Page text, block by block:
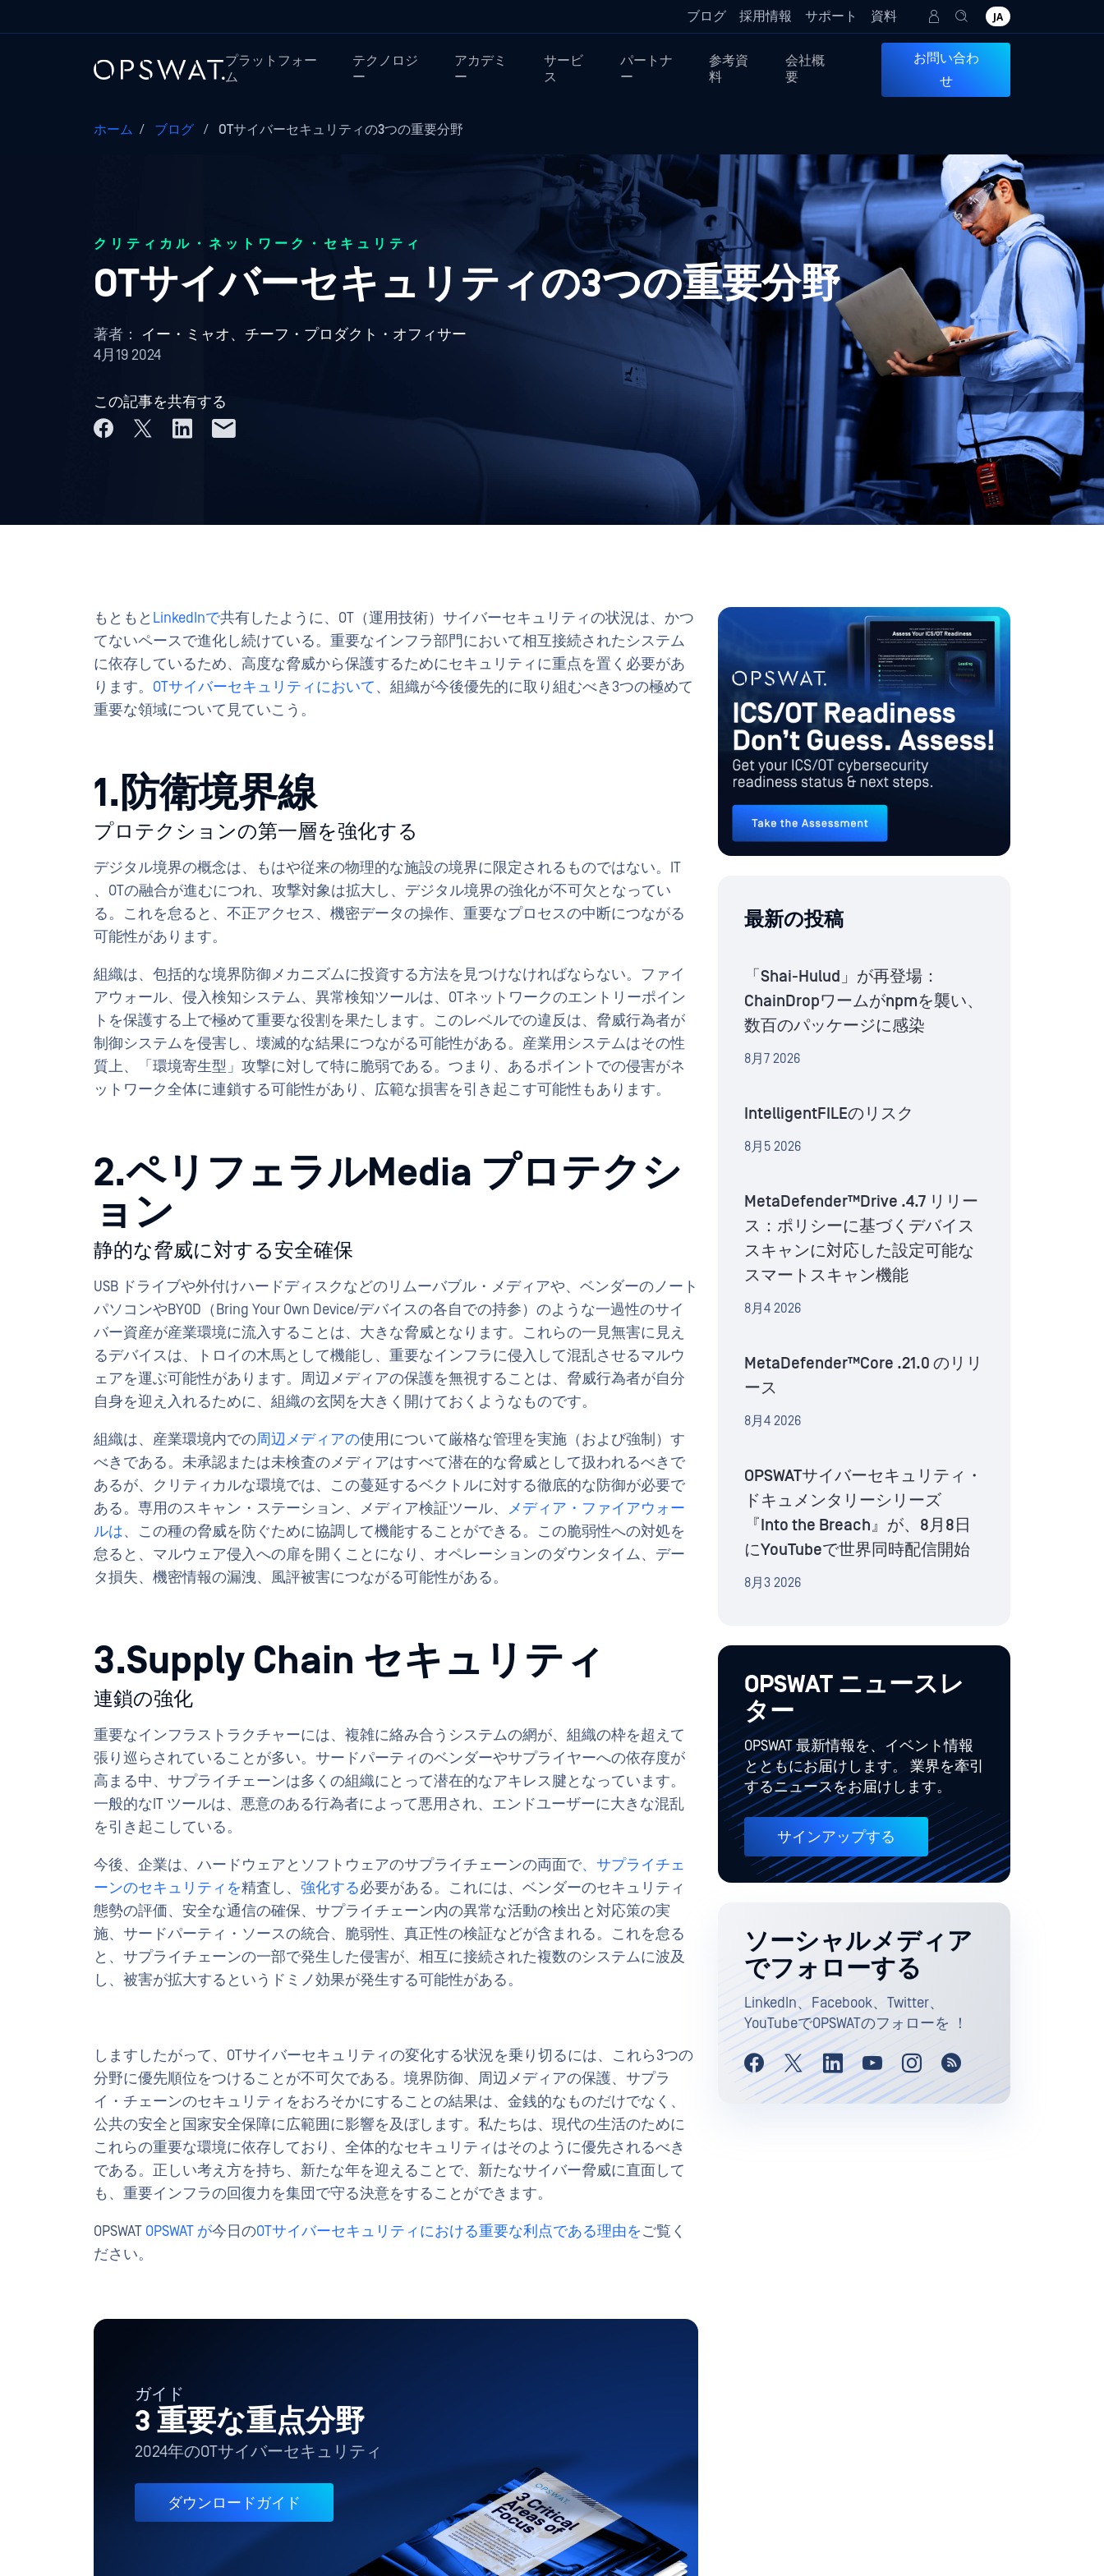
ブログ 採用情報 サポート 資料 JA
プラットフォー
ム
テクノロジ
ー
アカデミ
ー
サービ
ス
パートナ
ー
参考資
料
会社概
要
お問い合わ
せ
ホーム / ブログ / OTサイバーセキュリティの3つの重要分野
クリティカル・ネットワーク・セキュリティ
OTサイバーセキュリティの3つの重要分野
著者： イー・ミャオ、チーフ・プロダクト・オフィサー
4月19 2024
この記事を共有する
もともと LinkedInで共有したように、OT（運用技術）サイバーセキュリティの状況は、かつ
てないペースで進化し続けている。重要なインフラ部門において相互接続されたシステム
に依存しているため、高度な脅威から保護するためにセキュリティに重点を置く必要があ
ります。 OTサイバーセキュリティにおいて、組織が今後優先的に取り組むべき3つの極めて
重要な領域について見ていこう。
1.防衛境界線
プロテクションの第一層を強化する
デジタル境界の概念は、もはや従来の物理的な施設の境界に限定されるものではない。IT
、OTの融合が進むにつれ、攻撃対象は拡大し、デジタル境界の強化が不可欠となってい
る。これを怠ると、不正アクセス、機密データの操作、重要なプロセスの中断につながる
可能性があります。
組織は、包括的な境界防御メカニズムに投資する方法を見つけなければならない。ファイ
アウォール、侵入検知システム、異常検知ツールは、OTネットワークのエントリーポイン
トを保護する上で極めて重要な役割を果たします。このレベルでの違反は、脅威行為者が
制御システムを侵害し、壊滅的な結果につながる可能性がある。産業用システムはその性
質上、「環境寄生型」攻撃に対して特に脆弱である。つまり、あるポイントでの侵害がネ
ットワーク全体に連鎖する可能性があり、広範な損害を引き起こす可能性もあります。
2.ペリフェラルMedia プロテクシ
ョン
静的な脅威に対する安全確保
USB ドライブや外付けハードディスクなどのリムーバブル・メディアや、ベンダーのノート
パソコンやBYOD（Bring Your Own Device/デバイスの各自での持参）のような一過性のサイ
バー資産が産業環境に流入することは、大きな脅威となります。これらの一見無害に見え
るデバイスは、トロイの木馬として機能し、重要なインフラに侵入して混乱させるマルウ
ェアを運ぶ可能性があります。周辺メディアの保護を無視することは、脅威行為者が自分
自身を迎え入れるために、組織の玄関を大きく開けておくようなものです。
組織は、産業環境内での周辺メディアの使用について厳格な管理を実施（および強制）す
べきである。未承認または未検査のメディアはすべて潜在的な脅威として扱われるべきで
あるが、クリティカルな環境では、この蔓延するベクトルに対する徹底的な防御が必要で
ある。専用のスキャン・ステーション、メディア検証ツール、 メディア・ファイアウォー
ルは、この種の脅威を防ぐために協調して機能することができる。この脆弱性への対処を
怠ると、マルウェア侵入への扉を開くことになり、オペレーションのダウンタイム、デー
タ損失、機密情報の漏洩、風評被害につながる可能性がある。
3.Supply Chain セキュリティ
連鎖の強化
重要なインフラストラクチャーには、複雑に絡み合うシステムの網が、組織の枠を超えて
張り巡らされていることが多い。サードパーティのベンダーやサプライヤーへの依存度が
高まる中、サプライチェーンは多くの組織にとって潜在的なアキレス腱となっています。
一般的なIT ツールは、悪意のある行為者によって悪用され、エンドユーザーに大きな混乱
を引き起こしている。
今後、企業は、ハードウェアとソフトウェアのサプライチェーンの両面で、サプライチェ
ーンのセキュリティを精査し、 強化する必要がある。これには、ベンダーのセキュリティ
態勢の評価、安全な通信の確保、サプライチェーン内の異常な活動の検出と対応策の実
施、サードパーティ・ソースの統合、脆弱性、真正性の検証などが含まれる。これを怠る
と、サプライチェーンの一部で発生した侵害が、相互に接続された複数のシステムに波及
し、被害が拡大するというドミノ効果が発生する可能性がある。
しますしたがって、OTサイバーセキュリティの変化する状況を乗り切るには、これら3つの
分野に優先順位をつけることが不可欠である。境界防御、周辺メディアの保護、サプラ
イ・チェーンのセキュリティをおろそかにすることの結果は、金銭的なものだけでなく、
公共の安全と国家安全保障に広範囲に影響を及ぼします。私たちは、現代の生活のために
これらの重要な環境に依存しており、全体的なセキュリティはそのように優先されるべき
である。正しい考え方を持ち、新たな年を迎えることで、新たなサイバー脅威に直面して
も、重要インフラの回復力を集団で守る決意をすることができます。
OPSWAT OPSWAT が今日のOTサイバーセキュリティにおける重要な利点である理由をご覧く
ださい。
ガイド
3 重要な重点分野
2024年のOTサイバーセキュリティ
ダウンロードガイド
最新の投稿
「Shai-Hulud」が再登場：
ChainDropワームがnpmを襲い、
数百のパッケージに感染
8月7 2026
IntelligentFILEのリスク
8月5 2026
MetaDefender™Drive .4.7 リリー
ス：ポリシーに基づくデバイス
スキャンに対応した設定可能な
スマートスキャン機能
8月4 2026
MetaDefender™Core .21.0 のリリ
ース
8月4 2026
OPSWATサイバーセキュリティ・
ドキュメンタリーシリーズ
『Into the Breach』が、8月8日
にYouTubeで世界同時配信開始
8月3 2026
OPSWAT ニュースレ
ター
OPSWAT 最新情報を、イベント情報
とともにお届けします。 業界を牽引
するニュースをお届けします。
サインアップする
ソーシャルメディア
でフォローする
LinkedIn、Facebook、Twitter、
YouTubeでOPSWATのフォローを ！